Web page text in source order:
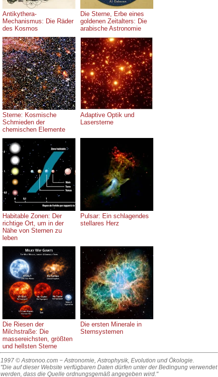
Antikythera-
Mechanismus: Die Räder
des Kosmos
Die Sterne, Erbe eines
goldenen Zeitalters: Die
arabische Astronomie
Sterne: Kosmische
Schmieden der
chemischen Elemente
Adaptive Optik und
Lasersterne
Habitable Zonen: Der
richtige Ort, um in der
Nähe von Sternen zu
leben
Pulsar: Ein schlagendes
stellares Herz
Die Riesen der
Milchstraße: Die
massereichsten, größten
und hellsten Sterne
Die ersten Minerale in
Sternsystemen
1997 © Astronoo.com − Astronomie, Astrophysik, Evolution und Ökologie.
"Die auf dieser Website verfügbaren Daten dürfen unter der Bedingung verwendet
werden, dass die Quelle ordnungsgemäß angegeben wird."